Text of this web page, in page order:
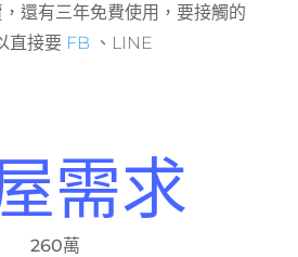
還有三年免費使用，要接觸的
直接要 FB 、LINE
需求
260萬